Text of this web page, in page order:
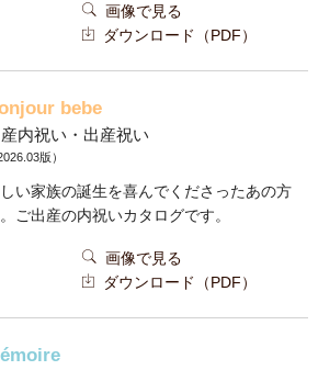
画像で見る
ダウンロード（PDF）
bebe
内祝い・出産祝い
版）
い家族の誕生を喜んでくださったあの方
ご出産の内祝いカタログです。
画像で見る
ダウンロード（PDF）